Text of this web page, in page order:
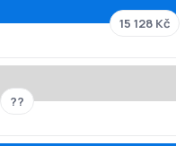
15 128 Kč
??